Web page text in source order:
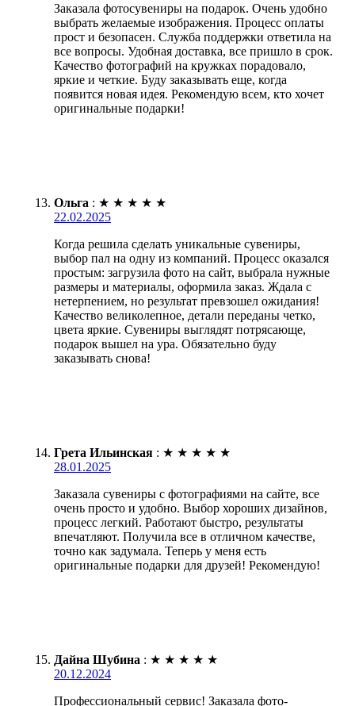
Заказала фотосувениры на подарок. Очень удобно
выбрать желаемые изображения. Процесс оплаты
прост и безопасен. Служба поддержки ответила на
все вопросы. Удобная доставка, все пришло в срок.
Качество фотографий на кружках порадовало,
яркие и четкие. Буду заказывать еще, когда
появится новая идея. Рекомендую всем, кто хочет
оригинальные подарки!
Ольга : ★ ★ ★ ★ ★
22.02.2025
Когда решила сделать уникальные сувениры,
выбор пал на одну из компаний. Процесс оказался
простым: загрузила фото на сайт, выбрала нужные
размеры и материалы, оформила заказ. Ждала с
нетерпением, но результат превзошел ожидания!
Качество великолепное, детали переданы четко,
цвета яркие. Сувениры выглядят потрясающе,
подарок вышел на ура. Обязательно буду
заказывать снова!
Грета Ильинская : ★ ★ ★ ★ ★
28.01.2025
Заказала сувениры с фотографиями на сайте, все
очень просто и удобно. Выбор хороших дизайнов,
процесс легкий. Работают быстро, результаты
впечатляют. Получила все в отличном качестве,
точно как задумала. Теперь у меня есть
оригинальные подарки для друзей! Рекомендую!
Дайна Шубина : ★ ★ ★ ★ ★
20.12.2024
Профессиональный сервис! Заказала фото-